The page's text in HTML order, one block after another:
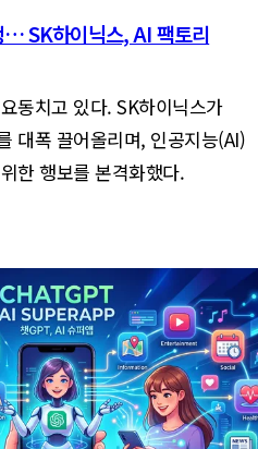
SK하이닉스, AI 팩토리
동치고 있다. SK하이닉스가
대폭 끌어올리며, 인공지능(AI)
한 행보를 본격화했다.